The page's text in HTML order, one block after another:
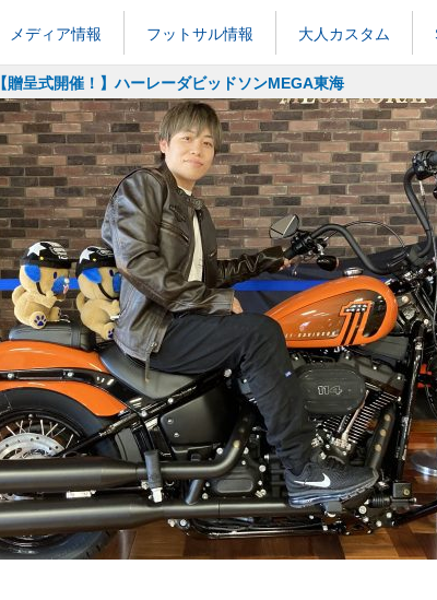
メディア情報 フットサル情報 大人カスタム
【贈呈式開催！】ハーレーダビッドソンMEGA東海